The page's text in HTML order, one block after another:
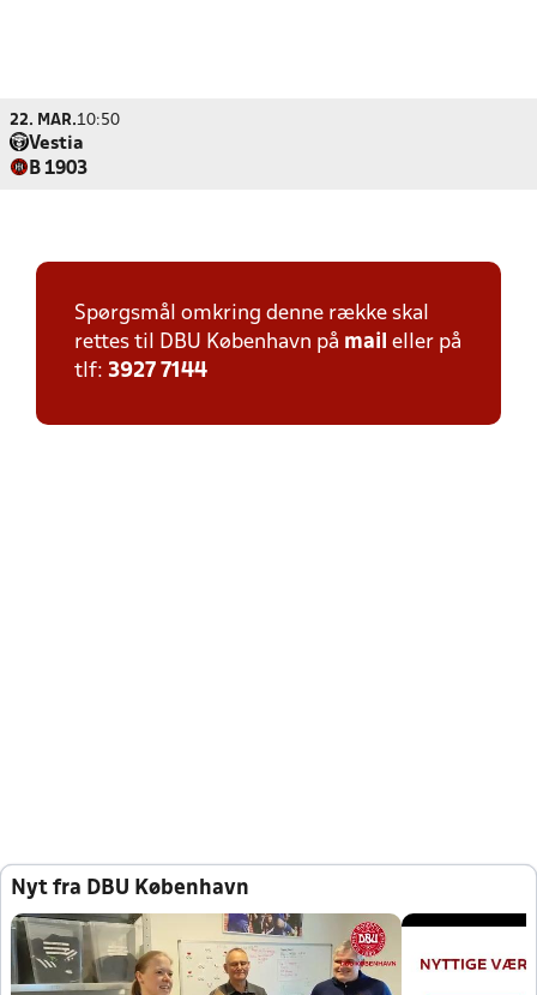
22. MAR.10:50
Vestia
B 1903
Spørgsmål omkring denne række skal
rettes til DBU København på mail eller på
tlf: 3927 7144
Nyt fra DBU København